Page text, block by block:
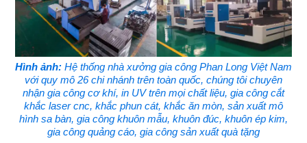
Hình ảnh: Hệ thống nhà xưởng gia công Phan Long Việt Nam
với quy mô 26 chi nhánh trên toàn quốc, chúng tôi chuyên
nhận gia công cơ khí, in UV trên mọi chất liệu, gia công cắt
khắc laser cnc, khắc phun cát, khắc ăn mòn, sản xuất mô
hình sa bàn, gia công khuôn mẫu, khuôn đúc, khuôn ép kim,
gia công quảng cáo, gia công sản xuất quà tặng